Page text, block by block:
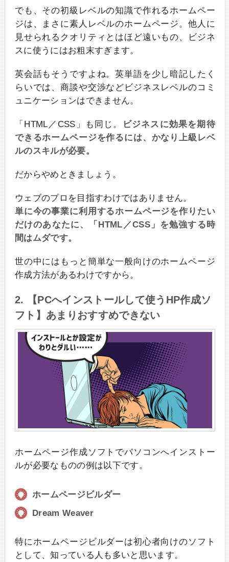
でも、その初級レベルの知識で作れるホームペー
ジは、まさに素人レベルのホームページ。他人に
見せられるクオリティとはほど遠いもの、ビジネ
スに使うにはお粗末すぎます。
英会話もそうですよね。英単語を少し暗記したく
らいでは、商談や交渉などビジネスレベルのコミ
ュニケーションはできません。
「HTML／CSS」も同じ。
ビジネスに効果を期待
できるホームページを作るには、かなり上級レベ
ルのスキルが必要。
だからやめときましょう。
ウェブのプロを目指すわけではありません。
単に今の事業に利用するホームページを作りたい
だけのあなたに、「HTML／CSS」を勉強する時
間はムダです。
世の中にはもっと簡単な一般向けのホームページ
作成方法があるわけですから。
2. 【PCへインストールして使うHP作成ソ
フト】あまりおすすめできない
ホームページ作成ソフトでパソコンへインストー
ルが必要なものの例は以下です。
ホームページビルダー
Dream Weaver
特にホームページビルダーは初心者向けのソフト
として、知っている人も多いと思います。